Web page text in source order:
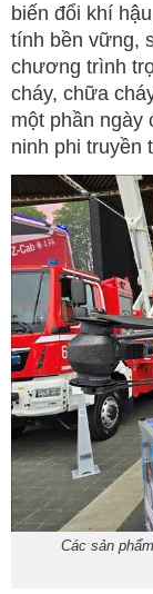
biến đổi khí
tính bền vững,
chương trình
cháy, chữa
một phần ngày
ninh phi truyền
Các sản